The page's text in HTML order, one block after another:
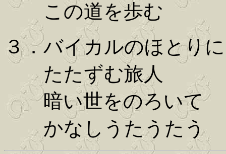
この道を歩む
３．バイカルのほとりに
たたずむ旅人
暗い世をのろいて
かなしうたうたう